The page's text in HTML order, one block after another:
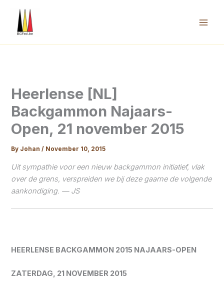
content
Heerlense [NL]
Backgammon Najaars-
Open, 21 november 2015
By Johan/ November 10, 2015
Uit sympathie voor een nieuw backgammon initiatief, vlak
over de grens, verspreiden we bij deze gaarne de volgende
aankondiging. — JS
HEERLENSE BACKGAMMON 2015 NAJAARS-OPEN
ZATERDAG, 21 NOVEMBER 2015